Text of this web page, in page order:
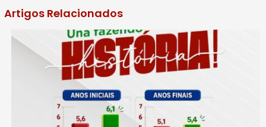
Artigos Relacionados